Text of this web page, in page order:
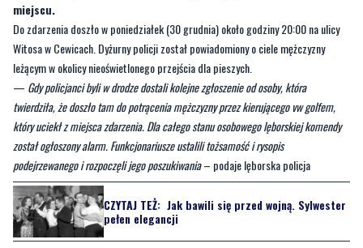
miejscu.
Do zdarzenia doszło w poniedziałek (30 grudnia) około godziny 20:00 na ulicy
Witosa w Cewicach. Dyżurny policji został powiadomiony o ciele mężczyzny
leżącym w okolicy nieoświetlonego przejścia dla pieszych.
— Gdy policjanci byli w drodze dostali kolejne zgłoszenie od osoby, która
twierdziła, że doszło tam do potrącenia mężczyzny przez kierującego vw golfem,
który uciekł z miejsca zdarzenia. Dla całego stanu osobowego lęborskiej komendy
został ogłoszony alarm. Funkcjonariusze ustalili tożsamość i rysopis
podejrzewanego i rozpoczęli jego poszukiwania– podaje lęborska policja
CZYTAJ TEŻ: Jak bawili się przed wojną. Sylwester
pełen elegancji